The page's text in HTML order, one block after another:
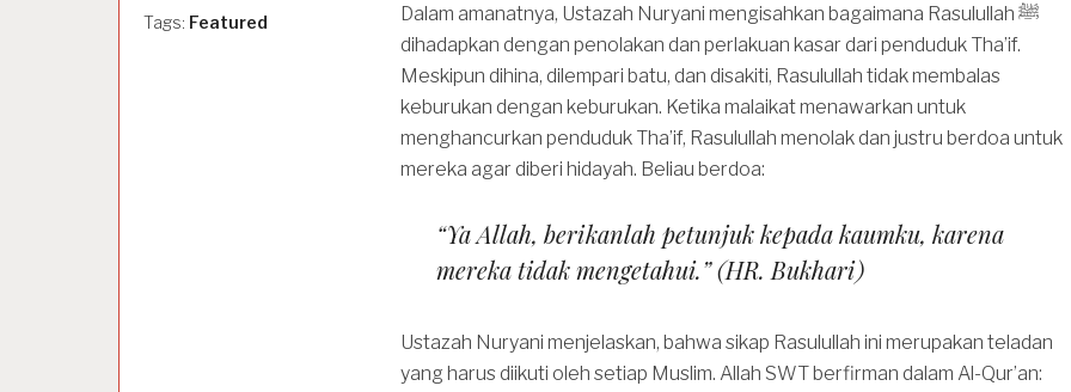
Dalam amanatnya, Ustazah Nuryani mengisahkan bagaimana Rasulullah ﷺ
dihadapkan dengan penolakan dan perlakuan kasar dari penduduk Tha’if.
Meskipun dihina, dilempari batu, dan disakiti, Rasulullah tidak membalas
keburukan dengan keburukan. Ketika malaikat menawarkan untuk
menghancurkan penduduk Tha’if, Rasulullah menolak dan justru berdoa untuk
mereka agar diberi hidayah. Beliau berdoa:
“Ya Allah, berikanlah petunjuk kepada kaumku, karena
mereka tidak mengetahui.” (HR. Bukhari)
Ustazah Nuryani menjelaskan, bahwa sikap Rasulullah ini merupakan teladan
yang harus diikuti oleh setiap Muslim. Allah SWT berfirman dalam Al-Qur’an:
Tags: Featured